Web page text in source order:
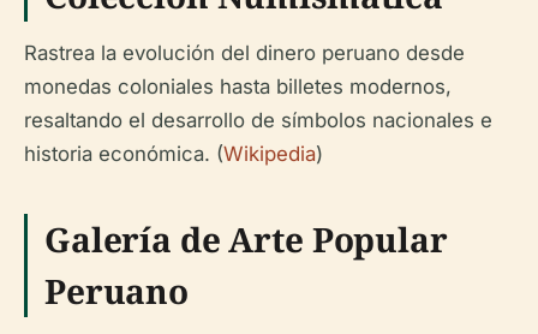
Rastrea la evolución del dinero peruano desde
monedas coloniales hasta billetes modernos,
resaltando el desarrollo de símbolos nacionales e
historia económica. (Wikipedia)
Galería de Arte Popular
Peruano